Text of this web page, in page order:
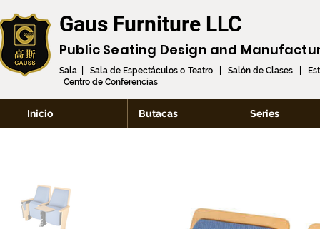
Gaus Furniture LLC
Public Seating Design and
Sala | Sala de Espectáculos o Teatro | Salón de Clases |
Centro de Conferencias
Inicio Butacas Series